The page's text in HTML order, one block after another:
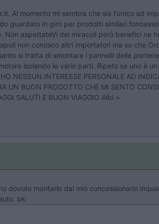
Al momento mi sembra che sia l'unico ad
guardato in giro per prodotti similari
aspettateVi dei miracoli però benefici ne
non conosco altri importatori ma so che
si tratta di smontare i pannelli delle
isolando le varie parti. Ripeto se uno è
NESSUN INTERESSE PERSONALE AD
UN BUON PRODOTTO CHE MI SENTO
SALUTI E BUON VIAGGIO Albi >
montarlo dal mio concessionario
bk